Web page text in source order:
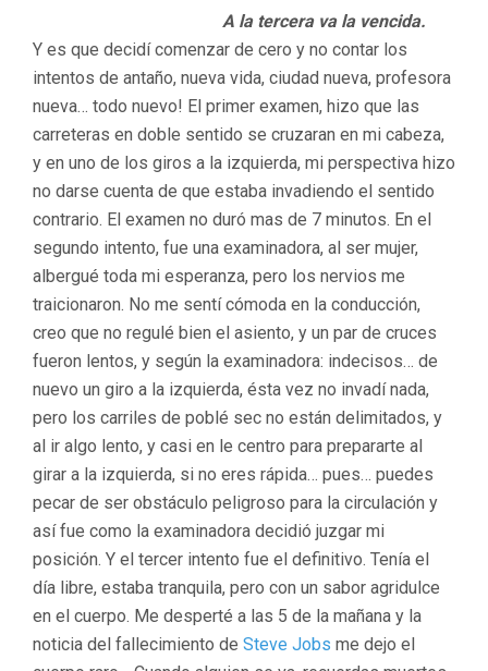
A la tercera va la vencida.
Y es que decidí comenzar de cero y no contar los
intentos de antaño, nueva vida, ciudad nueva, profesora
nueva… todo nuevo! El primer examen, hizo que las
carreteras en doble sentido se cruzaran en mi cabeza,
y en uno de los giros a la izquierda, mi perspectiva hizo
no darse cuenta de que estaba invadiendo el sentido
contrario. El examen no duró mas de 7 minutos. En el
segundo intento, fue una examinadora, al ser mujer,
albergué toda mi esperanza, pero los nervios me
traicionaron. No me sentí cómoda en la conducción,
creo que no regulé bien el asiento, y un par de cruces
fueron lentos, y según la examinadora: indecisos… de
nuevo un giro a la izquierda, ésta vez no invadí nada,
pero los carriles de poblé sec no están delimitados, y
al ir algo lento, y casi en le centro para prepararte al
girar a la izquierda, si no eres rápida… pues… puedes
pecar de ser obstáculo peligroso para la circulación y
así fue como la examinadora decidió juzgar mi
posición. Y el tercer intento fue el definitivo. Tenía el
día libre, estaba tranquila, pero con un sabor agridulce
en el cuerpo. Me desperté a las 5 de la mañana y la
noticia del fallecimiento de Steve Jobs me dejo el